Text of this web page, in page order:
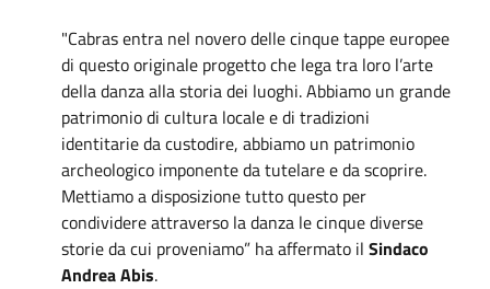
"Cabras entra nel novero delle cinque tappe europee
di questo originale progetto che lega tra loro l’arte
della danza alla storia dei luoghi. Abbiamo un grande
patrimonio di cultura locale e di tradizioni
identitarie da custodire, abbiamo un patrimonio
archeologico imponente da tutelare e da scoprire.
Mettiamo a disposizione tutto questo per
condividere attraverso la danza le cinque diverse
storie da cui proveniamo” ha affermato il Sindaco
Andrea Abis.